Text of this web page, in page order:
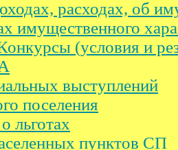
расходах, об
имущественного
(условия и
выступлений
поселения
льготах
пунктов СП